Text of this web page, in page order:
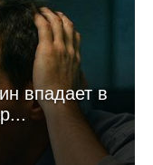
впадает в